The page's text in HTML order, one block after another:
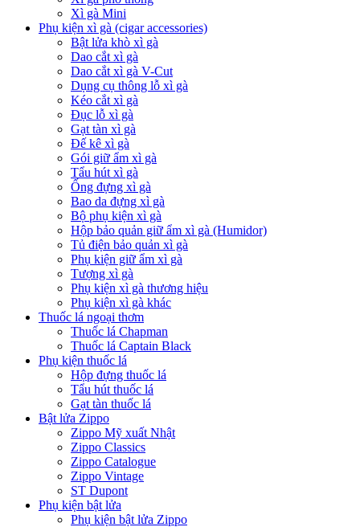
Xì gà Mini
Phụ kiện xì gà (cigar accessories)
Bật lửa khò xì gà
Dao cắt xì gà
Dao cắt xì gà V-Cut
Dụng cụ thông lỗ xì gà
Kéo cắt xì gà
Đục lỗ xì gà
Gạt tàn xì gà
Đế kê xì gà
Gói giữ ẩm xì gà
Tẩu hút xì gà
Ống đựng xì gà
Bao da đựng xì gà
Bộ phụ kiện xì gà
Hộp bảo quản giữ ẩm xì gà (Humidor)
Tủ điện bảo quản xì gà
Phụ kiện giữ ẩm xì gà
Tượng xì gà
Phụ kiện xì gà thương hiệu
Phụ kiện xì gà khác
Thuốc lá ngoại thơm
Thuốc lá Chapman
Thuốc lá Captain Black
Phụ kiện thuốc lá
Hộp đựng thuốc lá
Tẩu hút thuốc lá
Gạt tàn thuốc lá
Bật lửa Zippo
Zippo Mỹ xuất Nhật
Zippo Classics
Zippo Catalogue
Zippo Vintage
ST Dupont
Phụ kiện bật lửa
Phụ kiện bật lửa Zippo